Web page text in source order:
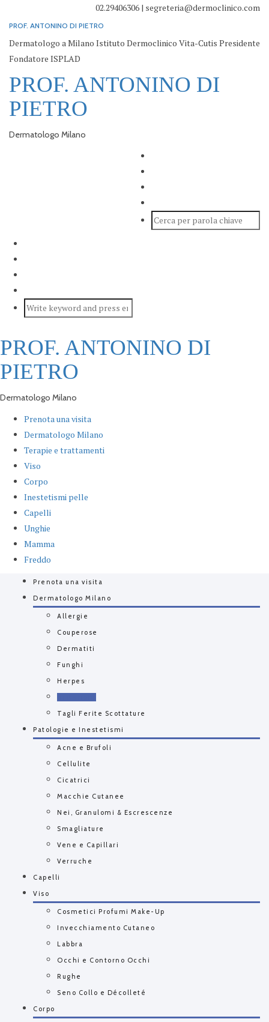
02.29406306 | segreteria@dermoclinico.com
PROF. ANTONINO DI PIETRO
Dermatologo a Milano Istituto Dermoclinico Vita-Cutis Presidente
Fondatore ISPLAD
PROF. ANTONINO DI
PIETRO
Dermatologo Milano
PROF. ANTONINO DI
PIETRO
Dermatologo Milano
Prenota una visita
Dermatologo Milano
Terapie e trattamenti
Viso
Corpo
Inestetismi pelle
Capelli
Unghie
Mamma
Freddo
Prenota una visita
Dermatologo Milano
Allergie
Couperose
Dermatiti
Funghi
Herpes
Tagli Ferite Scottature
Patologie e Inestetismi
Acne e Brufoli
Cellulite
Cicatrici
Macchie Cutanee
Nei, Granulomi & Escrescenze
Smagliature
Vene e Capillari
Verruche
Capelli
Viso
Cosmetici Profumi Make-Up
Invecchiamento Cutaneo
Labbra
Occhi e Contorno Occhi
Rughe
Seno Collo e Décolleté
Corpo